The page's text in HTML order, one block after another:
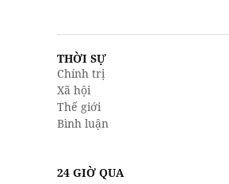
THỜI SỰ
Chính trị
Xã hội
Thế giới
Bình luận
24 GIỜ QUA